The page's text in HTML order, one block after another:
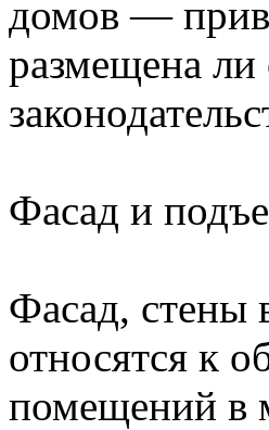
домов —
размещена ли
Фасад и
Фасад, стены
относятся к
помещений в